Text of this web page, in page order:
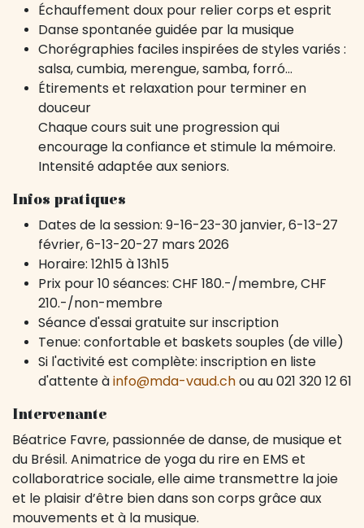
Échauffement doux pour relier corps et esprit
Danse spontanée guidée par la musique
Chorégraphies faciles inspirées de styles variés :
salsa, cumbia, merengue, samba, forró…
Étirements et relaxation pour terminer en
douceur
Chaque cours suit une progression qui
encourage la confiance et stimule la mémoire.
Intensité adaptée aux seniors.
Infos pratiques
Dates de la session: 9-16-23-30 janvier, 6-13-27
février, 6-13-20-27 mars 2026
Horaire: 12h15 à 13h15
Prix pour 10 séances: CHF 180.-/membre, CHF
210.-/non-membre
Séance d'essai gratuite sur inscription
Tenue: confortable et baskets souples (de ville)
Si l'activité est complète: inscription en liste
d'attente àinfo@mda-vaud.chou au 021 320 12 61
Intervenante
Béatrice Favre, passionnée de danse, de musique et
du Brésil. Animatrice de yoga du rire en EMS et
collaboratrice sociale, elle aime transmettre la joie
et le plaisir d’être bien dans son corps grâce aux
mouvements et à la musique.